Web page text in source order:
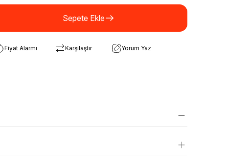
Sepete Ekle
Fiyat Alarmı Karşılaştır
Yorum Yaz